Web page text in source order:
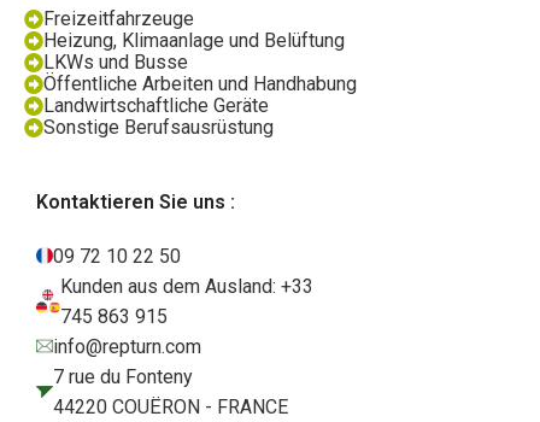
Freizeitfahrzeuge
Heizung, Klimaanlage und Belüftung
LKWs und Busse
Öffentliche Arbeiten und Handhabung
Landwirtschaftliche Geräte
Sonstige Berufsausrüstung
Kontaktieren Sie uns :
09 72 10 22 50
Kunden aus dem Ausland: +33
745 863 915
info@repturn.com
7 rue du Fonteny
44220 COUËRON - FRANCE